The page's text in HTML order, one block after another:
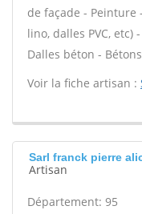
de façade - Peinture
lino, dalles PVC,
Dalles béton -
Voir la fiche artisan :
Sarl franck pierre
Artisan
Département: 95